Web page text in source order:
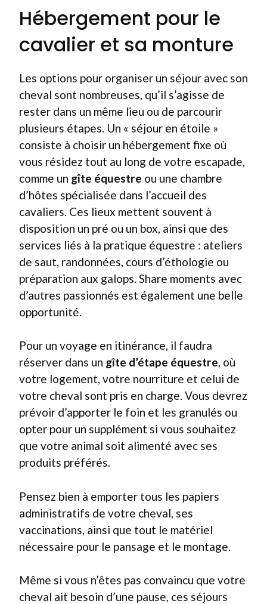
Hébergement pour le
cavalier et sa monture
Les options pour organiser un séjour avec son
cheval sont nombreuses, qu’il s’agisse de
rester dans un même lieu ou de parcourir
plusieurs étapes. Un « séjour en étoile »
consiste à choisir un hébergement fixe où
vous résidez tout au long de votre escapade,
comme un gîte équestre ou une chambre
d’hôtes spécialisée dans l’accueil des
cavaliers. Ces lieux mettent souvent à
disposition un pré ou un box, ainsi que des
services liés à la pratique équestre : ateliers
de saut, randonnées, cours d’éthologie ou
préparation aux galops. Share moments avec
d’autres passionnés est également une belle
opportunité.
Pour un voyage en itinérance, il faudra
réserver dans un gîte d’étape équestre, où
votre logement, votre nourriture et celui de
votre cheval sont pris en charge. Vous devrez
prévoir d’apporter le foin et les granulés ou
opter pour un supplément si vous souhaitez
que votre animal soit alimenté avec ses
produits préférés.
Pensez bien à emporter tous les papiers
administratifs de votre cheval, ses
vaccinations, ainsi que tout le matériel
nécessaire pour le pansage et le montage.
Même si vous n’êtes pas convaincu que votre
cheval ait besoin d’une pause, ces séjours